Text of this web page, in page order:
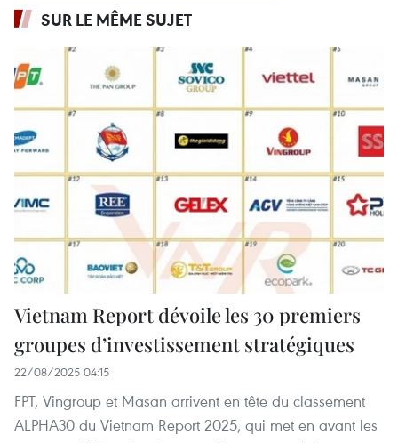
SUR LE MÊME SUJET
Vietnam Report dévoile les 30 premiers
groupes d’investissement stratégiques
22/08/2025 04:15
FPT, Vingroup et Masan arrivent en tête du classement
ALPHA30 du Vietnam Report 2025, qui met en avant les